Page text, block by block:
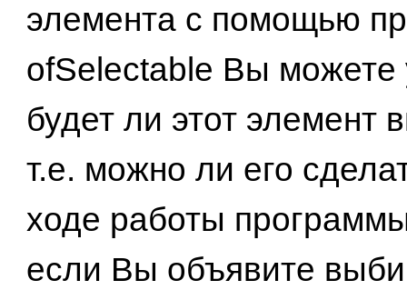
элемента с помощью
ofSelectable Вы можете
будет ли этот
т.е. можно ли его
ходе работы
если Вы объявите